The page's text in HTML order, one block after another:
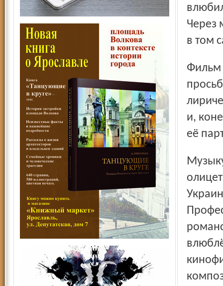
Через
в том
Фильм «Роман и Франческа» возвращается на экран по
и,
её
Музыку к фильму и главную песню Франчески,